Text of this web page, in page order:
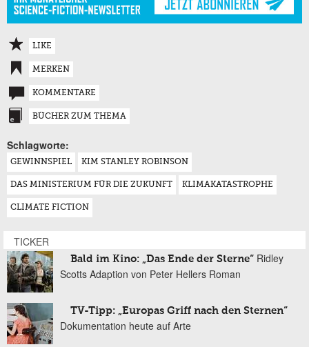
LIKE
MERKEN
KOMMENTARE
BÜCHER ZUM THEMA
Schlagworte:
GEWINNSPIEL KIM STANLEY ROBINSON
DAS MINISTERIUM FÜR DIE ZUKUNFT KLIMAKATASTROPHE
CLIMATE FICTION
TICKER
Bald im Kino: „Das Ende der Sterne“ Ridley
Scotts Adaption von Peter Hellers Roman
TV-Tipp: „Europas Griff nach den Sternen“
Dokumentation heute auf Arte